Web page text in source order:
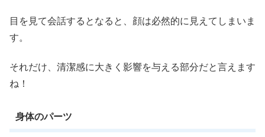
目を見て会話するとなると、顔は必然的に見えてしまいま
す。
それだけ、清潔感に大きく影響を与える部分だと言えます
ね！
身体のパーツ